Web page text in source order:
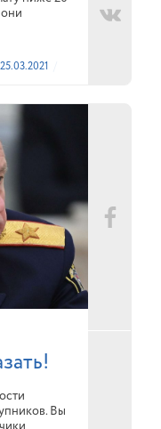
25.03.2021
Вы